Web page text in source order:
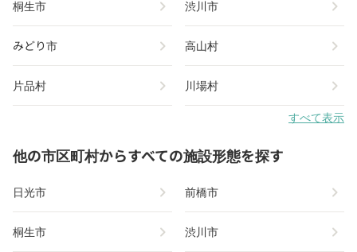
桐生市 chevron_right 渋川市 chevron_right
みどり市 chevron_right 高山村 chevron_right
片品村 chevron_right 川場村 chevron_right
すべて表示
他の市区町村からすべての施設形態を探す
日光市 chevron_right 前橋市 chevron_right
桐生市 chevron_right 渋川市 chevron_right